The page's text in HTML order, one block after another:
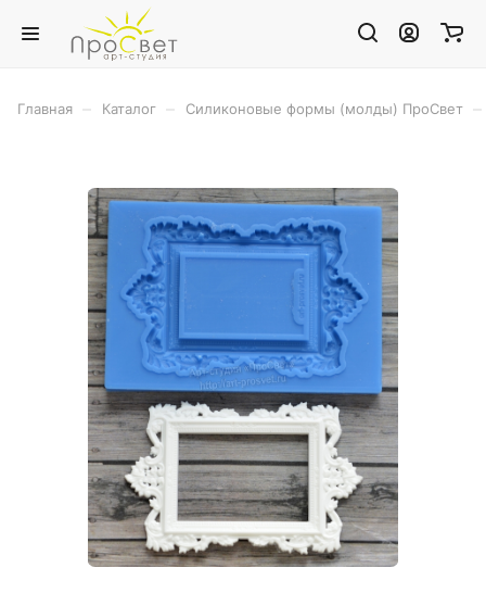
Главная Каталог Силиконовые формы (молды) ПроСвет